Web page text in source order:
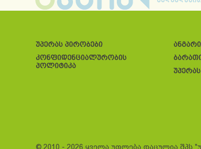
უპერას პირობები
კონფიდენციალურობის
პოლიტიკა
© 2010 - 2026 ყველა უფლება დაცულია შპს